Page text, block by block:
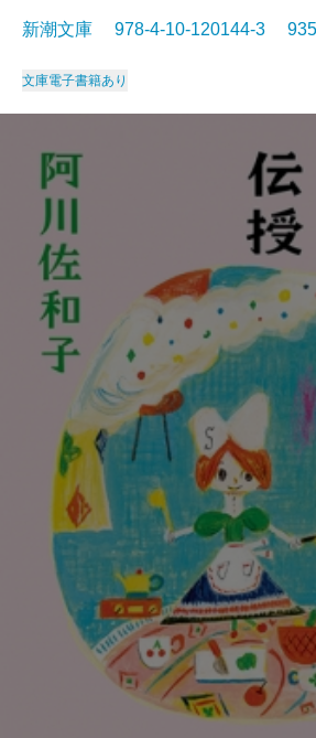
新潮文庫 978-4-10-120144-3
文庫電子書籍あり